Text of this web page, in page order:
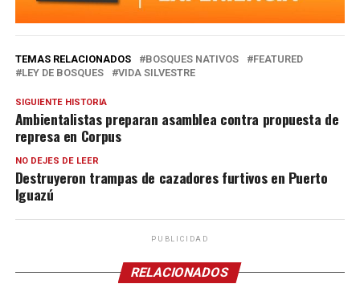
TEMAS RELACIONADOS BOSQUES NATIVOS
FEATURED
LEY DE BOSQUES
VIDA SILVESTRE
SIGUIENTE HISTORIA
Ambientalistas preparan asamblea contra propuesta de
represa en Corpus
NO DEJES DE LEER
Destruyeron trampas de cazadores furtivos en Puerto
Iguazú
PUBLICIDAD
RELACIONADOS